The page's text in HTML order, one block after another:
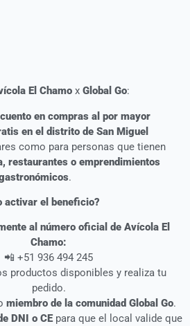
El Chamo x Global Go:
en compras al por mayor
en el distrito de San Miguel
como para personas que tienen
restaurantes o emprendimientos
.
activar el beneficio?
al número oficial de Avícola El
Chamo:
📲 +51 936 494 245
productos disponibles y realiza tu
pedido.
miembro de la comunidad Global Go.
DNI o CEpara que el local valide que